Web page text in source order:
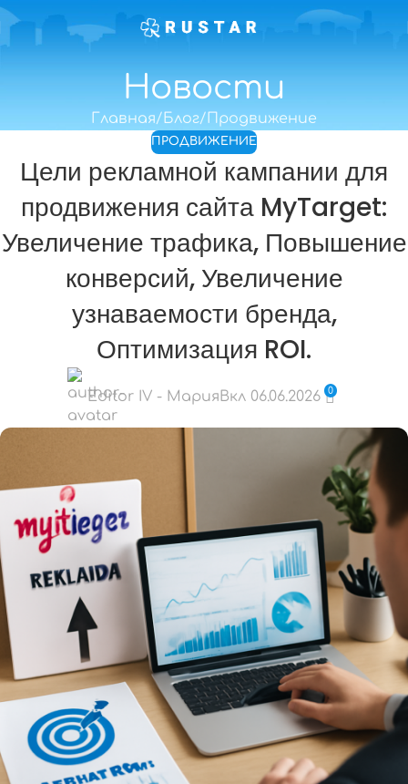
Новости
Главная Блог Продвижение
ПРОДВИЖЕНИЕ
Цели рекламной кампании для
продвижения сайта MyTarget:
Увеличение трафика, Повышение
конверсий, Увеличение
узнаваемости бренда,
Оптимизация ROI.
Editor IV - Мария Вкл 06.06.2026 0